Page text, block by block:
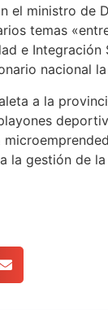
el ministro de
temas
e Integración
nacional
a la
la gestión de la